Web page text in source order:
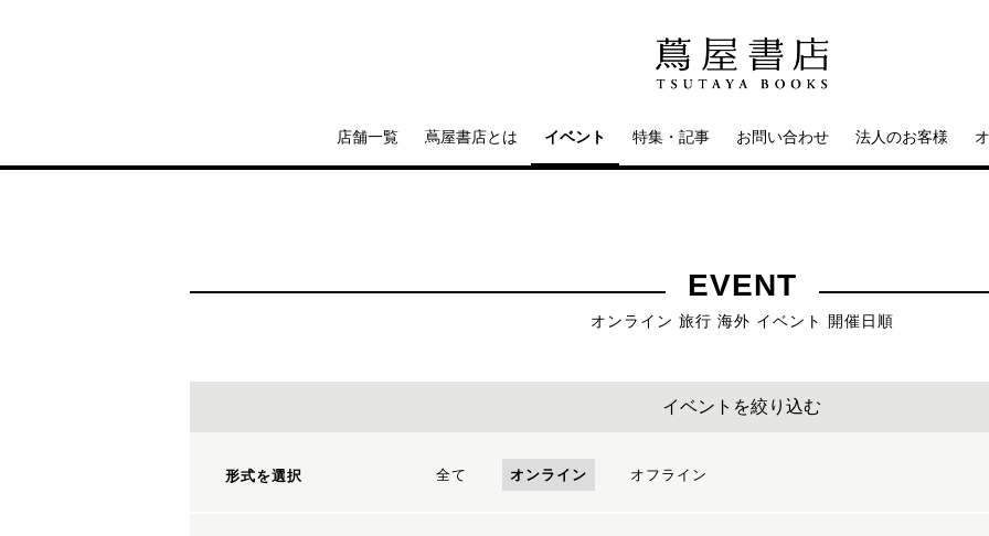
店舗一覧 蔦屋書店とは イベント 特集・記事 お問い合わせ 法人のお客様
EVENT
オンライン 旅行 海外 イベント 開催日順
イベントを絞り込む
形式を選択 全て オンライン オフライン